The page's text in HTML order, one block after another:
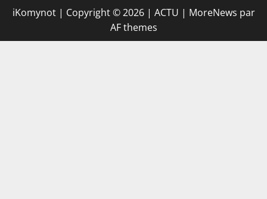
iKomynot | Copyright © 2026 | ACTU | MoreNews par
AF themes